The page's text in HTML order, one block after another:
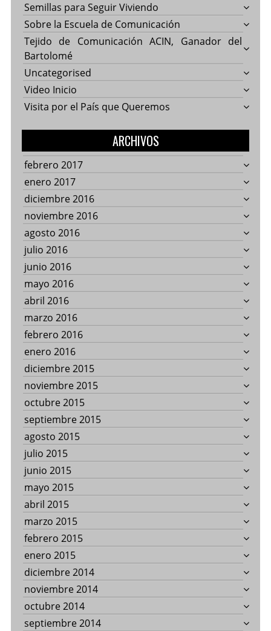
Semillas para Seguir Viviendo
Sobre la Escuela de Comunicación
Tejido de Comunicación ACIN, Ganador del
Bartolomé
Uncategorised
Video Inicio
Visita por el País que Queremos
ARCHIVOS
febrero 2017
enero 2017
diciembre 2016
noviembre 2016
agosto 2016
julio 2016
junio 2016
mayo 2016
abril 2016
marzo 2016
febrero 2016
enero 2016
diciembre 2015
noviembre 2015
octubre 2015
septiembre 2015
agosto 2015
julio 2015
junio 2015
mayo 2015
abril 2015
marzo 2015
febrero 2015
enero 2015
diciembre 2014
noviembre 2014
octubre 2014
septiembre 2014